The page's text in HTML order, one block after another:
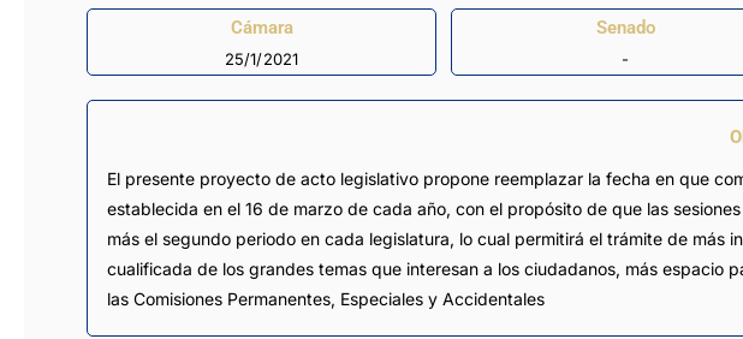
Cámara
25/1/2021
Senado
-
El presente proyecto de acto legislativo propone reemplazar la fecha en que
establecida en el 16 de marzo de cada año, con el propósito de que las
más el segundo periodo en cada legislatura, lo cual permitirá el trámite de
cualificada de los grandes temas que interesan a los ciudadanos, más
las Comisiones Permanentes, Especiales y Accidentales